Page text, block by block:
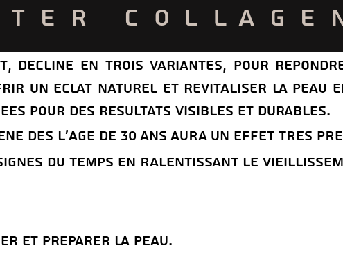
decline en trois variantes, pour
un eclat naturel et revitaliser la peau
pour des resultats visibles et durables.
DeS L'aGE DE 30 ANS AURA UN EFFET TReS
DU TEMPS EN RALENTISSANT LE
et prEparer la peau.